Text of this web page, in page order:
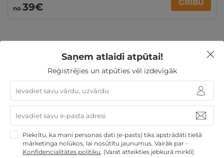
no 39€ GRIBU
Ziemassvētku dāvanas
Dāvanas TĒVA DIENĀ
Dāvanas Sieviešu dienā
Dāvanu idejas
TOP pirktākās
dāvanas
Dāvanas Mātes dienā
3 personu ĢIMENEI
4 personu ĢIMENEI
Dāvanas līdz 100€
Atpūta
diviem
Ģimenes atpūta
Nekādasapkalpošanas un administrācijasmaksas
Saņem atlaidi atpūtai!
Reģistrējies un atpūties vēl izdevīgāk
Piekrītu, ka mani personas dati (e-pasts) tiks apstrādāti tiešā
mārketinga nolūkos, lai nosūtītu jaunumus. Vairāk par -
Konfidencialitātes politiku. (Varat atteikties jebkurā mirklī)